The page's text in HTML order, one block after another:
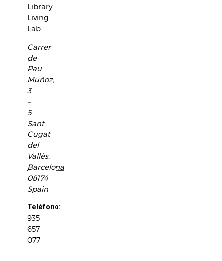
Library
Living
Lab
Carrer
de
Pau
Muñoz,
3
–
5
Sant
Cugat
del
Vallès,
Barcelona
08174
Spain
Teléfono:
935
657
077